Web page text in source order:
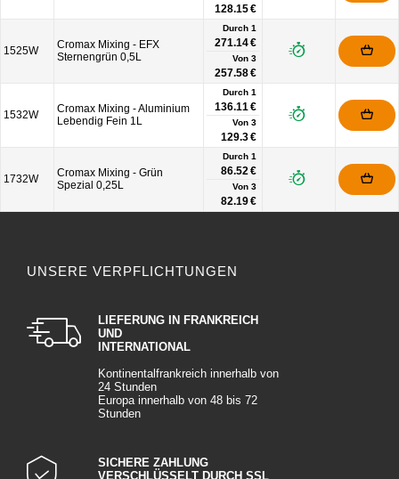
128.15 €
1525W
Cromax Mixing - EFX
Sternengrün 0,5L
Durch 1
271.14 €
Von 3
257.58 €
1532W
Cromax Mixing - Aluminium
Lebendig Fein 1L
Durch 1
136.11 €
Von 3
129.3 €
1732W
Cromax Mixing - Grün
Spezial 0,25L
Durch 1
86.52 €
Von 3
82.19 €
UNSERE VERPFLICHTUNGEN
LIEFERUNG IN FRANKREICH
UND
INTERNATIONAL
Kontinentalfrankreich innerhalb von
24 Stunden
Europa innerhalb von 48 bis 72
Stunden
SICHERE ZAHLUNG
VERSCHLÜSSELT DURCH SSL